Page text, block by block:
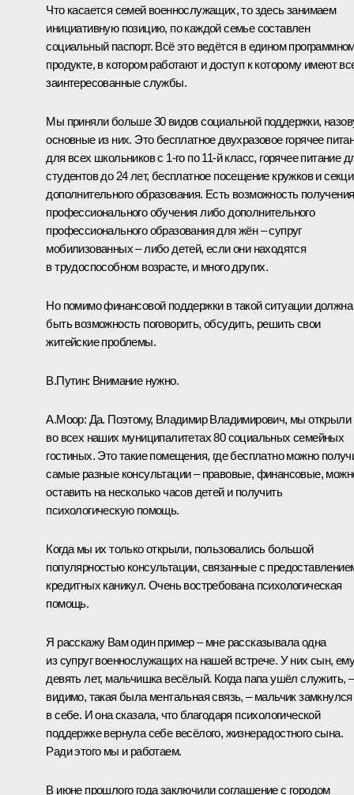
Что касается семей военнослужащих, то здесь занимаем
инициативную позицию, по каждой семье составлен
социальный паспорт. Всё это ведётся в едином
продукте, в котором работают и доступ к которому имеют
заинтересованные службы.
Мы приняли больше 30 видов социальной поддержки,
основные из них. Это бесплатное двухразовое горячее
для всех школьников с 1-го по 11-й класс, горячее питание
студентов до 24 лет, бесплатное посещение кружков и
дополнительного образования. Есть возможность получения
профессионального обучения либо дополнительного
профессионального образования для жён – супруг
мобилизованных – либо детей, если они находятся
в трудоспособном возрасте, и много других.
Но помимо финансовой поддержки в такой ситуации
быть возможность поговорить, обсудить, решить свои
житейские проблемы.
В.Путин: Внимание нужно.
А.Моор: Да. Поэтому, Владимир Владимирович, мы открыли
во всех наших муниципалитетах 80 социальных семейных
гостиных. Это такие помещения, где бесплатно можно
самые разные консультации – правовые, финансовые,
оставить на несколько часов детей и получить
психологическую помощь.
Когда мы их только открыли, пользовались большой
популярностью консультации, связанные с
кредитных каникул. Очень востребована психологическая
помощь.
Я расскажу Вам один пример – мне рассказывала одна
из супруг военнослужащих на нашей встрече. У них сын,
девять лет, мальчишка весёлый. Когда папа ушёл служить, –
видимо, такая была ментальная связь, – мальчик замкнулся
в себе. И она сказала, что благодаря психологической
поддержке вернула себе весёлого, жизнерадостного сына.
Ради этого мы и работаем.
В июне прошлого года заключили соглашение с городом